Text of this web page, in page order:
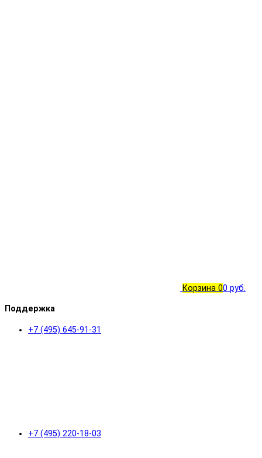
Корзина 00 руб.
Поддержка
+7 (495) 645-91-31
+7 (495) 220-18-03